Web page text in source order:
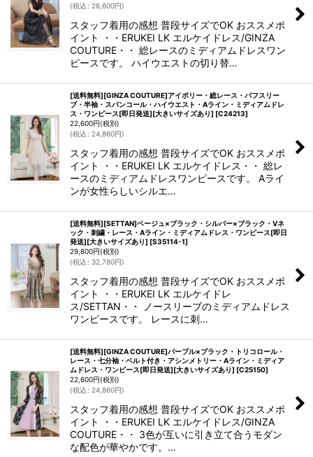
(税込 : 28,600円)
スタッフ着用の感想 普段サイズでOK おススメポ
イント ・・ERUKEI LK エルケイドレス/GINZA
COUTURE・・ 総レースのミディアムドレスワン
ピースです。 ハイウエストの切り替…
[送料無料][GINZA COUTURE]アイボリー・総レース・パフスリー
ブ・半袖・スパンコール・ハイウエスト・Aライン・ミディアムドレ
ス・ワンピース[即日発送][大きいサイズあり] [C24213]
22,600円(税別)
(税込 : 24,860円)
スタッフ着用の感想 普段サイズでOK おススメポ
イント ・・ERUKEI LK エルケイドレス・・ 総レ
ースのミディアムドレスワンピースです。 Aライ
ンが女性らしいシルエ…
[送料無料][SETTAN]ベージュ×ブラック・シルバー×ブラック・Vネ
ック・刺繍・レース・Aライン・ミディアムドレス・ワンピース[即日
発送][大きいサイズあり] [S35114-1]
29,800円(税別)
(税込 : 32,780円)
スタッフ着用の感想 普段サイズでOK おススメポ
イント ・・ERUKEI LK エルケイドレ
ス/SETTAN・・ ノースリーブのミディアムドレス
ワンピースです。 レースに刺…
[送料無料][GINZA COUTURE]パープル×ブラック・トリコロール・
レース・七分袖・ベルト付き・アシンメトリー・Aライン・ミディア
ムドレス・ワンピース[即日発送][大きいサイズあり] [C25150]
22,600円(税別)
(税込 : 24,860円)
スタッフ着用の感想 普段サイズでOK おススメポ
イント ・・ERUKEI LK エルケイドレス/GINZA
COUTURE・・ 3色が互いに引き立て合うモダン
な配色が華やかです。…